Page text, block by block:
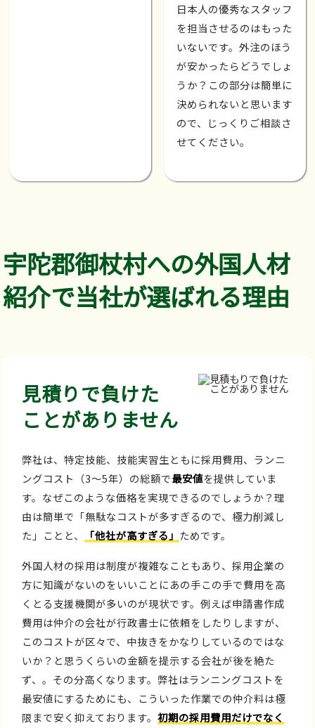
日本人の優秀なスタッフ
を担当させるのはもった
いないです。外注のほう
が安かったらどうでしょ
うか？この部分は簡単に
決められないと思います
ので、じっくりご相談さ
せてください。
宇陀郡御杖村への外国人材
紹介で当社が選ばれる理由
見積りで負けた
ことがありません
弊社は、特定技能、技能実習生ともに採用費用、ランニ
ングコスト（3～5年）の総額で最安値を提供していま
す。なぜこのような価格を実現できるのでしょうか？理
由は簡単で「無駄なコストが多すぎるので、極力削減し
た」ことと、
「他社が高すぎる」 ためです。
外国人材の採用は制度が複雑なこともあり、採用企業の
方に知識がないのをいいことにあの手この手で費用を高
くとる支援機関が多いのが現状です。例えば申請書作成
費用は仲介の会社が行政書士に依頼をしたりしますが、
このコストが区々で、中抜きをかなりしているのではな
いか？と思うくらいの金額を提示する会社が後を絶た
ず、。その分高くなります。弊社はランニングコストを
最安値にするためにも、こういった作業での仲介料は極
限まで安く抑えております。初期の採用費用だけでなく